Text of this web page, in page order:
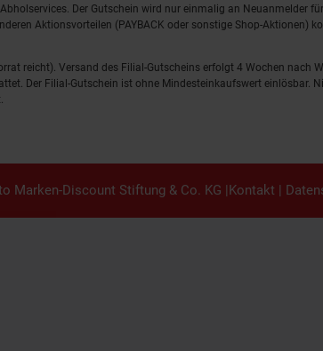
Der Gutschein wird nur einmalig an Neuanmelder
Aktionsvorteilen (PAYBACK oder sonstige Shop-Aktionen)
reicht). Versand des Filial-Gutscheins erfolgt 4 Wochen
Der Filial-Gutschein ist ohne Mindesteinkaufswert einlösbar.
Marken-Discount Stiftung & Co. KG |Kontakt |